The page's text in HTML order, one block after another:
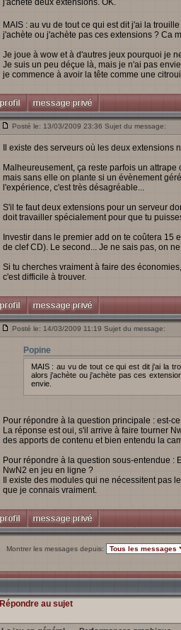
j'achète deux extensions. OK.
MAIS : au vu de tout ce qui est dit j'ai la
j'achète ou j'achète pas ces extensions ? Ca
Je joue à wow et à d'autres jeux pourquoi je
Je suis un peu déçue là, mais je n'ai pas
je commence à avoir la tête comme une
Posté le: 13/03/2009 23:36 Sujet du message:
Il existe des serveurs où les deux
Malheureusement, ça reste parfois un
mais sans elle on plante si un évènement
l'expérience, c'est très désagréable...
S'il te faut deux extensions pour un serveur
doit travailler spécialement pour que tu
Investir dans le premier add on te coûtera 15
de clef CD). Le second... Je ne sais pas, on
Si tu cherches vraiment à faire des
c'est difficile à trouver.
Posté le: 14/03/2009 11:19 Sujet du message:
Popine
MAIS : au vu de tout ce qui est dit j'ai la
alors j'achète ou j'achète pas ces
envie.
Pour répondre à la question principale : est-
La réponse est oui, s'il arrive à faire tourner
des apports de contenu et bien entendu la
Pour répondre à la question sous-entendue :
NwN2 en jeu en ligne ?
Il existe des modules qui ne nécessitent pas
que je connais vraiment.
Montrer les messages depuis:
Répondre au sujet